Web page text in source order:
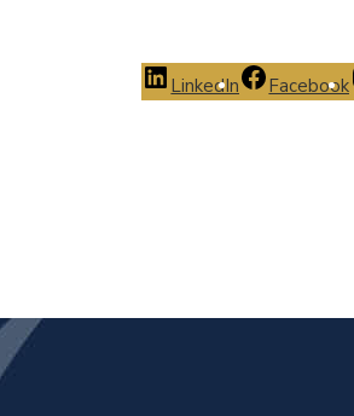
LinkedIn Facebook